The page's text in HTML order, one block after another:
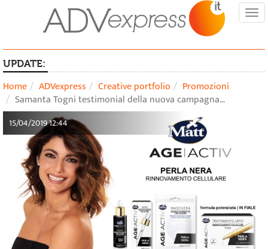
UPDATE:
Home ADVexpress Creative portfolio
Promozioni
Samanta Togni testimonial della nuova campagna…
15/04/2019 12:44